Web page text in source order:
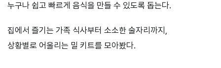
누구나 쉽고 빠르게 음식을 만들 수 있도록 돕는다.
집에서 즐기는 가족 식사부터 소소한 술자리까지,
상황별로 어울리는 밀 키트를 모아봤다.